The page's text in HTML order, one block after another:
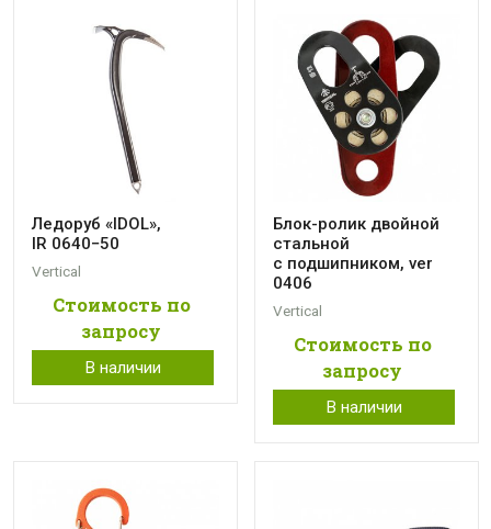
Ледоруб «IDOL»,
IR 0640−50
Vertical
Стоимость по
запросу
В наличии
Блок-ролик двойной
стальной
с подшипником, ver
0406
Vertical
Стоимость по
запросу
В наличии